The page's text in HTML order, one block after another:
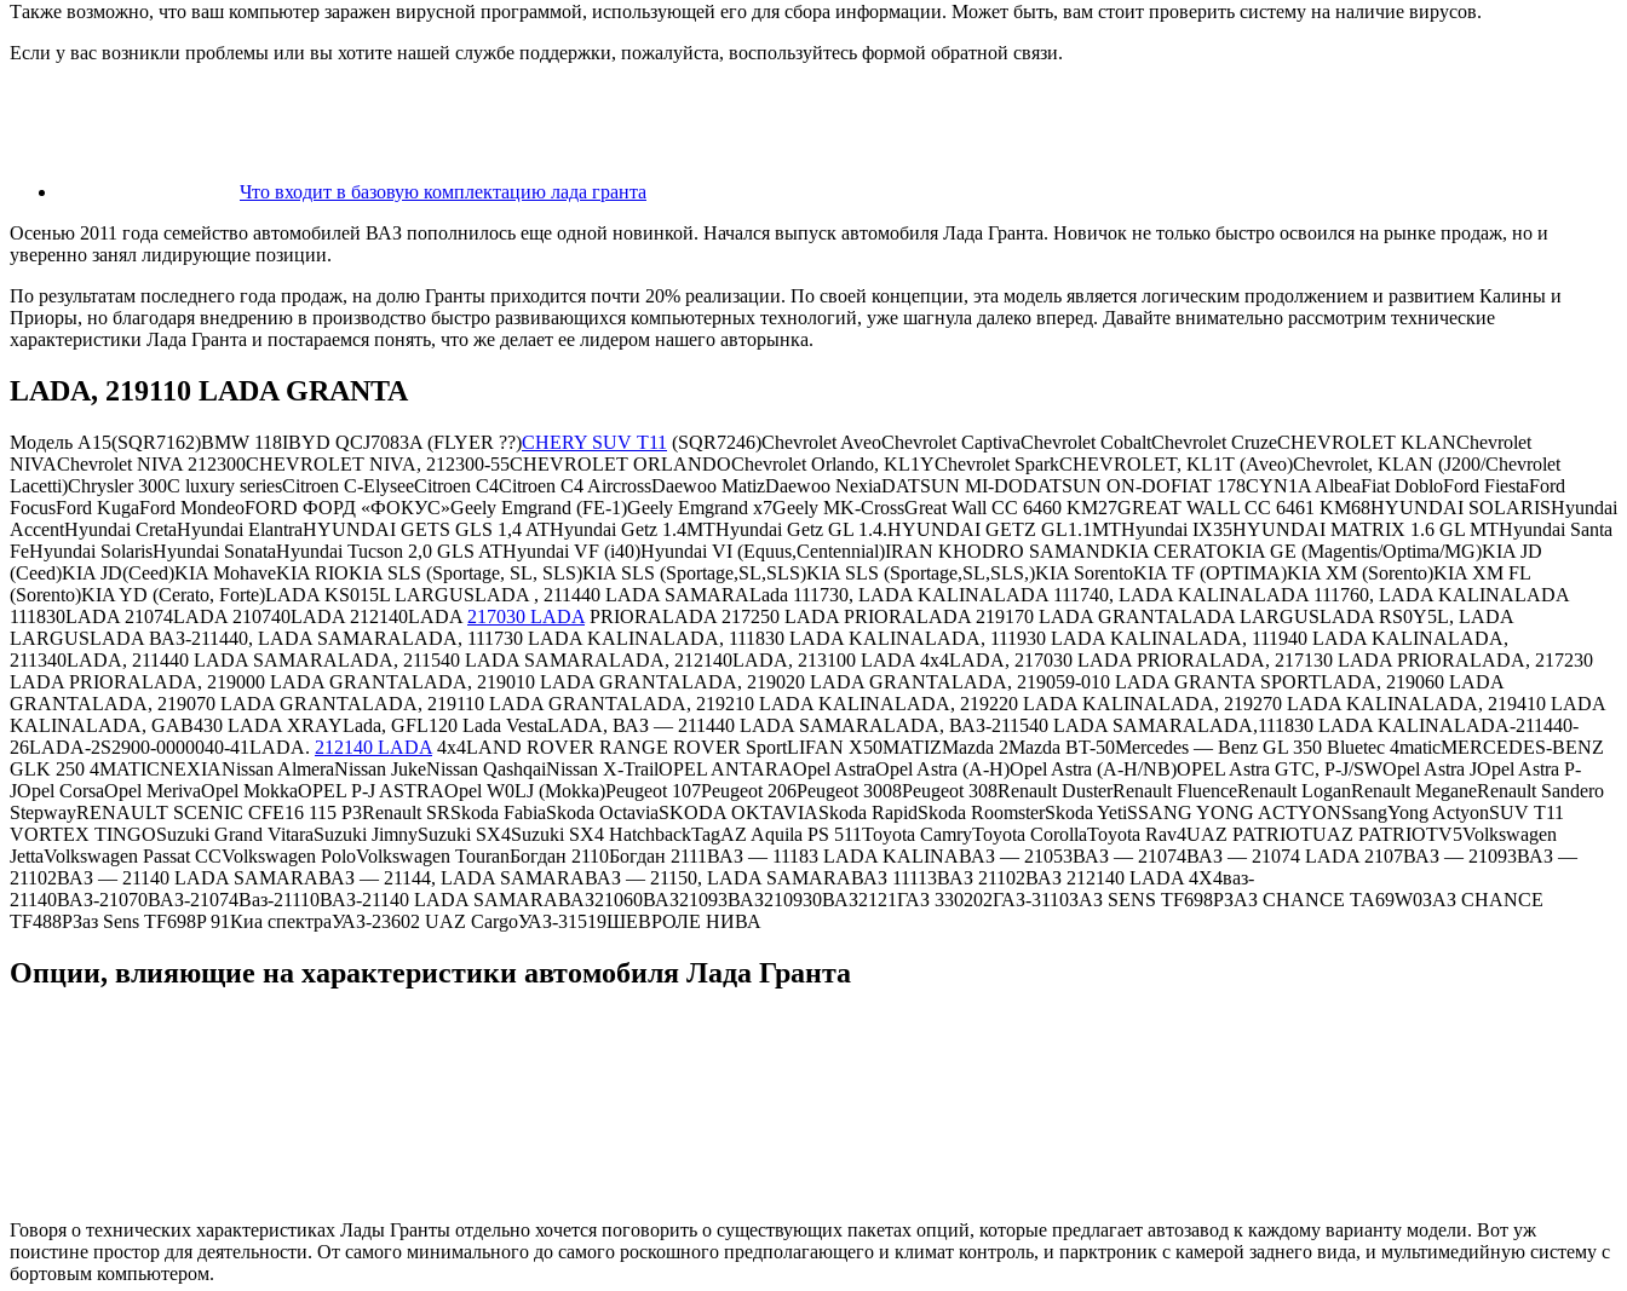
Также возможно, что ваш компьютер заражен вирусной программой, использующей его для сбора информации. Может быть, вам стоит проверить систему на наличие вирусов.
Если у вас возникли проблемы или вы хотите нашей службе поддержки, пожалуйста, воспользуйтесь формой обратной связи.
Что входит в базовую комплектацию лада гранта
Осенью 2011 года семейство автомобилей ВАЗ пополнилось еще одной новинкой. Начался выпуск автомобиля Лада Гранта. Новичок не только быстро освоился на рынке продаж, но и
уверенно занял лидирующие позиции.
По результатам последнего года продаж, на долю Гранты приходится почти 20% реализации. По своей концепции, эта модель является логическим продолжением и развитием Калины и
Приоры, но благодаря внедрению в производство быстро развивающихся компьютерных технологий, уже шагнула далеко вперед. Давайте внимательно рассмотрим технические
характеристики Лада Гранта и постараемся понять, что же делает ее лидером нашего авторынка.
LADA, 219110 LADA GRANTA
Модель A15(SQR7162)BMW 118IBYD QCJ7083A (FLYER ??)CHERY SUV T11 (SQR7246)Chevrolet AveoChevrolet CaptivaChevrolet CobaltChevrolet CruzeCHEVROLET KLANChevrolet
NIVAChevrolet NIVA 212300CHEVROLET NIVA, 212300-55CHEVROLET ORLANDOChevrolet Orlando, KL1YChevrolet SparkCHEVROLET, KL1T (Aveo)Chevrolet, KLAN (J200/Chevrolet
Lacetti)Chrysler 300C luxury seriesCitroen C-ElyseeCitroen C4Citroen C4 AircrossDaewoo MatizDaewoo NexiaDATSUN MI-DODATSUN ON-DOFIAT 178CYN1A AlbeaFiat DobloFord FiestaFord
FocusFord KugaFord MondeoFORD ФОРД «ФОКУС»Geely Emgrand (FE-1)Geely Emgrand x7Geely MK-CrossGreat Wall CC 6460 KM27GREAT WALL CC 6461 KM68HYUNDAI SOLARISHyundai
AccentHyundai CretaHyundai ElantraHYUNDAI GETS GLS 1,4 ATHyundai Getz 1.4MTHyundai Getz GL 1.4.HYUNDAI GETZ GL1.1MTHyundai IX35HYUNDAI MATRIX 1.6 GL MTHyundai Santa
FeHyundai SolarisHyundai SonataHyundai Tucson 2,0 GLS ATHyundai VF (i40)Hyundai VI (Equus,Centennial)IRAN KHODRO SAMANDKIA CERATOKIA GE (Magentis/Optima/MG)KIA JD
(Ceed)KIA JD(Ceed)KIA MohaveKIA RIOKIA SLS (Sportage, SL, SLS)KIA SLS (Sportage,SL,SLS)KIA SLS (Sportage,SL,SLS,)KIA SorentoKIA TF (OPTIMA)KIA XM (Sorento)KIA XM FL
(Sorento)KIA YD (Cerato, Forte)LADA KS015L LARGUSLADA , 211440 LADA SAMARALada 111730, LADA KALINALADA 111740, LADA KALINALADA 111760, LADA KALINALADA
111830LADA 21074LADA 210740LADA 212140LADA 217030 LADA PRIORALADA 217250 LADA PRIORALADA 219170 LADA GRANTALADA LARGUSLADA RS0Y5L, LADA
LARGUSLADA ВАЗ-211440, LADA SAMARALADA, 111730 LADA KALINALADA, 111830 LADA KALINALADA, 111930 LADA KALINALADA, 111940 LADA KALINALADA,
211340LADA, 211440 LADA SAMARALADA, 211540 LADA SAMARALADA, 212140LADA, 213100 LADA 4x4LADA, 217030 LADA PRIORALADA, 217130 LADA PRIORALADA, 217230
LADA PRIORALADA, 219000 LADA GRANTALADA, 219010 LADA GRANTALADA, 219020 LADA GRANTALADA, 219059-010 LADA GRANTA SPORTLADA, 219060 LADA
GRANTALADA, 219070 LADA GRANTALADA, 219110 LADA GRANTALADA, 219210 LADA KALINALADA, 219220 LADA KALINALADA, 219270 LADA KALINALADA, 219410 LADA
KALINALADA, GAB430 LADA XRAYLada, GFL120 Lada VestaLADA, ВАЗ — 211440 LADA SAMARALADA, ВАЗ-211540 LADA SAMARALADA,111830 LADA KALINALADA-211440-
26LADA-2S2900-0000040-41LADA. 212140 LADA 4x4LAND ROVER RANGE ROVER SportLIFAN X50MATIZMazda 2Mazda BT-50Mercedes — Benz GL 350 Bluetec 4maticMERCEDES-BENZ
GLK 250 4MATICNEXIANissan AlmeraNissan JukeNissan QashqaiNissan X-TrailOPEL ANTARAOpel AstraOpel Astra (A-H)Opel Astra (A-H/NB)OPEL Astra GTC, P-J/SWOpel Astra JOpel Astra P-
JOpel CorsaOpel MerivaOpel MokkaOPEL P-J ASTRAOpel W0LJ (Mokka)Peugeot 107Peugeot 206Peugeot 3008Peugeot 308Renault DusterRenault FluenceRenault LoganRenault MeganeRenault Sandero
StepwayRENAULT SCENIC CFE16 115 P3Renault SRSkoda FabiaSkoda OctaviaSKODA OKTAVIASkoda RapidSkoda RoomsterSkoda YetiSSANG YONG ACTYONSsangYong ActyonSUV T11
VORTEX TINGOSuzuki Grand VitaraSuzuki JimnySuzuki SX4Suzuki SX4 HatchbackTagAZ Aquila PS 511Toyota CamryToyota CorollaToyota Rav4UAZ PATRIOTUAZ PATRIOTV5Volkswagen
JettaVolkswagen Passat CCVolkswagen PoloVolkswagen TouranБогдан 2110Богдан 2111ВАЗ — 11183 LADA KALINAВАЗ — 21053ВАЗ — 21074ВАЗ — 21074 LADA 2107ВАЗ — 21093ВАЗ —
21102ВАЗ — 21140 LADA SAMARAВАЗ — 21144, LADA SAMARAВАЗ — 21150, LADA SAMARAВАЗ 11113ВАЗ 21102ВАЗ 212140 LADA 4X4ваз-
21140ВАЗ-21070ВАЗ-21074Ваз-21110ВАЗ-21140 LADA SAMARAВАЗ21060ВАЗ21093ВАЗ210930ВАЗ2121ГАЗ 330202ГАЗ-3110ЗАЗ SENS TF698РЗАЗ CHANCE TA69W0ЗАЗ CHANCE
TF488PЗаз Sens TF698P 91Киа спектраУАЗ-23602 UAZ CargoУАЗ-31519ШЕВРОЛЕ НИВА
Опции, влияющие на характеристики автомобиля Лада Гранта
Говоря о технических характеристиках Лады Гранты отдельно хочется поговорить о существующих пакетах опций, которые предлагает автозавод к каждому варианту модели. Вот уж
поистине простор для деятельности. От самого минимального до самого роскошного предполагающего и климат контроль, и парктроник с камерой заднего вида, и мультимедийную систему с
бортовым компьютером.